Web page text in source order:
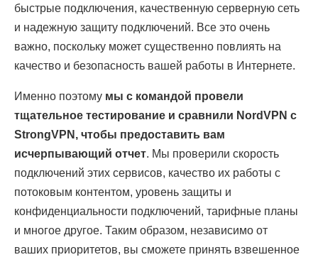
быстрые подключения, качественную серверную сеть
и надежную защиту подключений. Все это очень
важно, поскольку может существенно повлиять на
качество и безопасность вашей работы в Интернете.
Именно поэтому мы с командой провели
тщательное тестирование и сравнили NordVPN с
StrongVPN, чтобы предоставить вам
исчерпывающий отчет. Мы проверили скорость
подключений этих сервисов, качество их работы с
потоковым контентом, уровень защиты и
конфиденциальности подключений, тарифные планы
и многое другое. Таким образом, независимо от
ваших приоритетов, вы сможете принять взвешенное